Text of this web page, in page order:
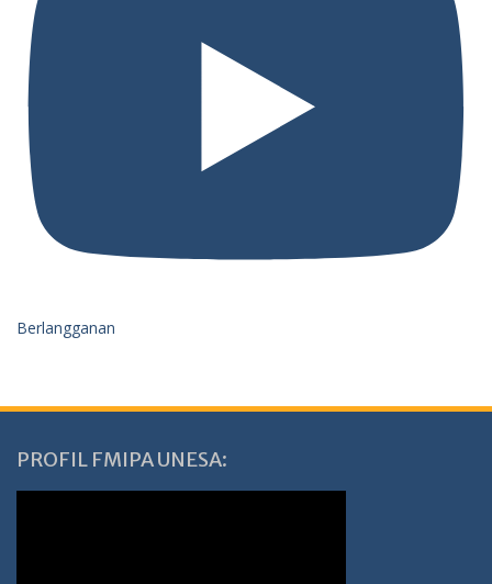
Berlangganan
PROFIL FMIPA UNESA: